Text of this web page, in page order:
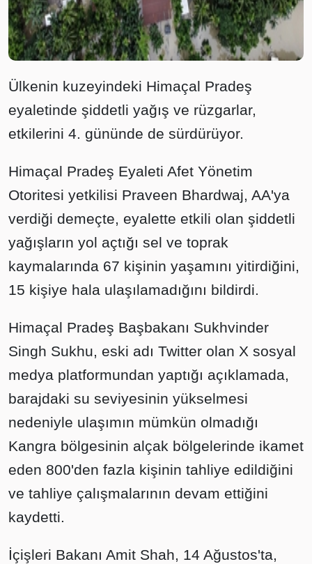
Ülkenin kuzeyindeki Himaçal Pradeş
eyaletinde şiddetli yağış ve rüzgarlar,
etkilerini 4. gününde de sürdürüyor.
Himaçal Pradeş Eyaleti Afet Yönetim
Otoritesi yetkilisi Praveen Bhardwaj, AA'ya
verdiği demeçte, eyalette etkili olan şiddetli
yağışların yol açtığı sel ve toprak
kaymalarında 67 kişinin yaşamını yitirdiğini,
15 kişiye hala ulaşılamadığını bildirdi.
Himaçal Pradeş Başbakanı Sukhvinder
Singh Sukhu, eski adı Twitter olan X sosyal
medya platformundan yaptığı açıklamada,
barajdaki su seviyesinin yükselmesi
nedeniyle ulaşımın mümkün olmadığı
Kangra bölgesinin alçak bölgelerinde ikamet
eden 800'den fazla kişinin tahliye edildiğini
ve tahliye çalışmalarının devam ettiğini
kaydetti.
İçişleri Bakanı Amit Shah, 14 Ağustos'ta,